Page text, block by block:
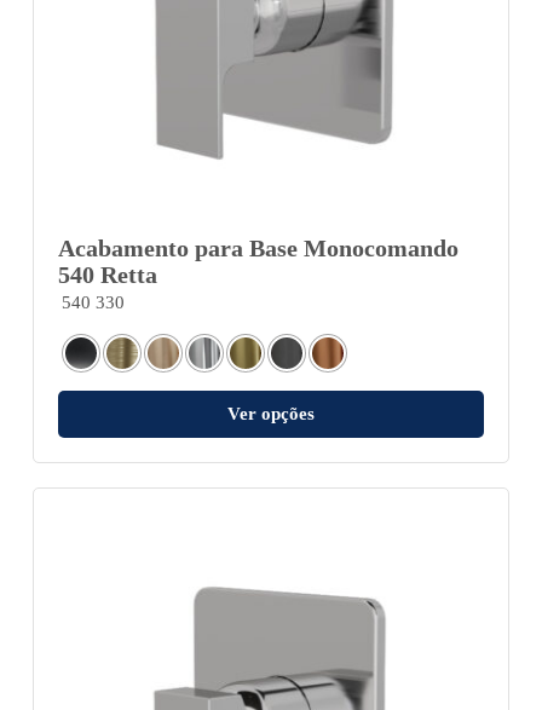
Acabamento para Base Monocomando
540 Retta
540 330
Ver opções